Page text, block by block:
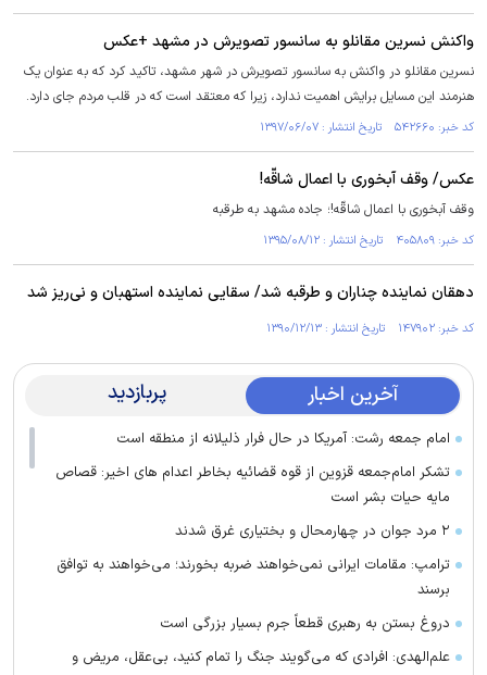
واکنش نسرین مقانلو به سانسور تصویرش در مشهد +عکس
نسرین مقانلو در واکنش به سانسور تصویرش در شهر مشهد، تاکید کرد که به عنوان یک
هنرمند این مسایل برایش اهمیت ندارد، زیرا که معتقد است که در قلب مردم جای دارد.
کد خبر: ۵۴۲۶۶۰ تاریخ انتشار : ۱۳۹۷/۰۶/۰۷
عکس/ وقف آبخوری با اعمال شاقّه!
وقف آبخوری با اعمال شاقّه!؛ جاده مشهد به طرقبه
کد خبر: ۴۰۵۸۰۹ تاریخ انتشار : ۱۳۹۵/۰۸/۱۲
دهقان نماینده چناران و طرقبه شد/ سقایی نماینده استهبان و نی‌ریز شد
کد خبر: ۱۴۷۹۰۲ تاریخ انتشار : ۱۳۹۰/۱۲/۱۳
آخرین اخبار پربازدید
امام جمعه رشت: آمریکا در حال فرار ذلیلانه از منطقه است
تشکر امام‌جمعه قزوین از قوه قضائیه بخاطر اعدام های اخیر: قصاص
مایه حیات بشر است
۲ مرد جوان در چهارمحال و بختیاری غرق شدند
ترامپ: مقامات ایرانی نمی‌خواهند ضربه بخورند؛ می‌خواهند به توافق
برسند
دروغ بستن به رهبری قطعاً جرم بسیار بزرگی است
علم‌الهدی: افرادی که می‌گویند جنگ را تمام کنید، بی‌عقل، مریض و